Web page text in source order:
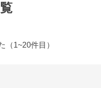
（1~20件目）